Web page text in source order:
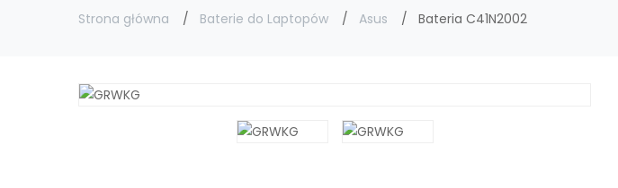
Strona główna Baterie do Laptopów Asus Bateria C41N2002